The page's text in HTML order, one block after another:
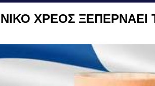
ΧΡΕΟΣ ΞΕΠΕΡΝΑΕΙ